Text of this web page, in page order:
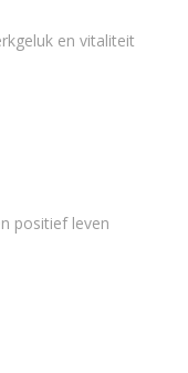
en vitaliteit
positief leven